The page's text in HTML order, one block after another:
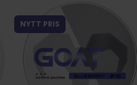
NYTT PRIS